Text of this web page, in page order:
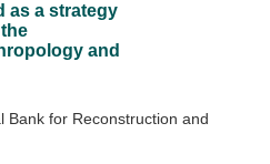
as a strategy
and
Bank for Reconstruction and